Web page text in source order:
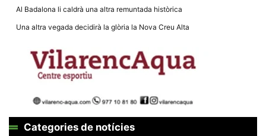
Al Badalona li caldrà una altra remuntada històrica
Una altra vegada decidirà la glòria la Nova Creu Alta
Categories de notícies
del lloc web.
els teus
interessos i
comportament
navegues pel
nostre lloc